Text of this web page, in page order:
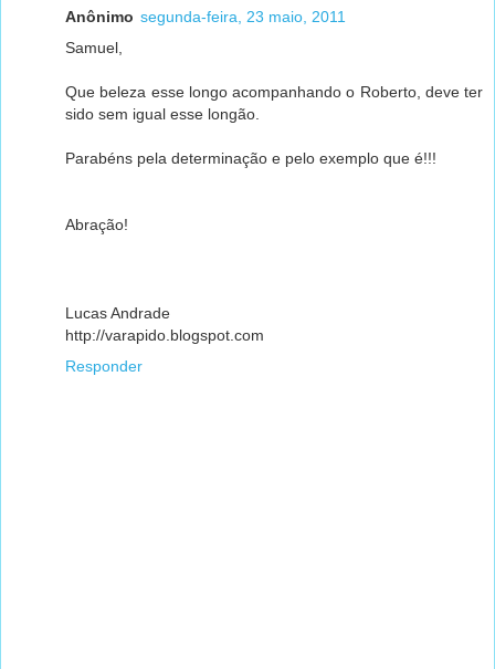
Anônimo segunda-feira, 23 maio, 2011
Samuel,
Que beleza esse longo acompanhando o Roberto, deve ter
sido sem igual esse longão.
Parabéns pela determinação e pelo exemplo que é!!!
Abração!
Lucas Andrade
http://varapido.blogspot.com
Responder